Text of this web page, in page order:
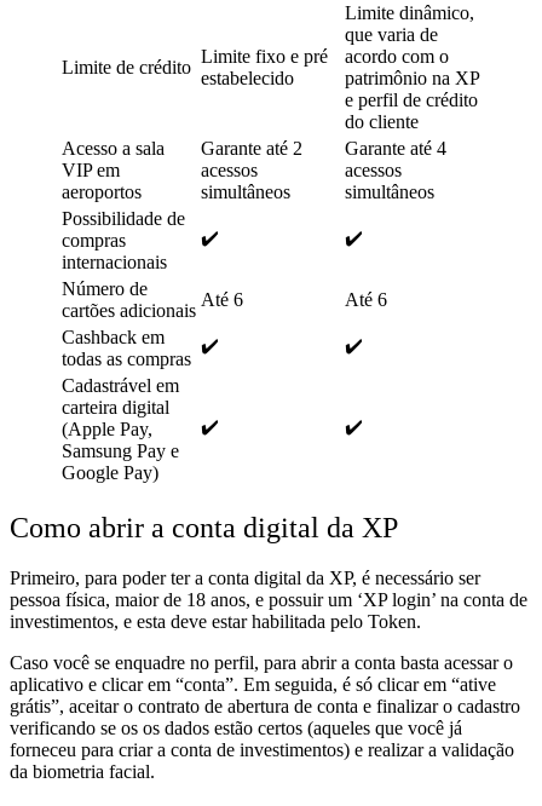
Limite de crédito
Limite fixo e pré
estabelecido
Limite dinâmico,
que varia de
acordo com o
patrimônio na XP
e perfil de crédito
do cliente
Acesso a sala
VIP em
aeroportos
Garante até 2
acessos
simultâneos
Garante até 4
acessos
simultâneos
Possibilidade de
compras
internacionais
✔️ ✔️
Número de
cartões adicionais
Até 6
Até 6
Cashback em
todas as compras
✔️
✔️
Cadastrável em
carteira digital
(Apple Pay,
Samsung Pay e
Google Pay)
✔️ ✔️
Como abrir a conta digital da XP
Primeiro, para poder ter a conta digital da XP, é necessário ser
pessoa física, maior de 18 anos, e possuir um ‘XP login’ na conta de
investimentos, e esta deve estar habilitada pelo Token.
Caso você se enquadre no perfil, para abrir a conta basta acessar o
aplicativo e clicar em “conta”. Em seguida, é só clicar em “ative
grátis”, aceitar o contrato de abertura de conta e finalizar o cadastro
verificando se os os dados estão certos (aqueles que você já
forneceu para criar a conta de investimentos) e realizar a validação
da biometria facial.